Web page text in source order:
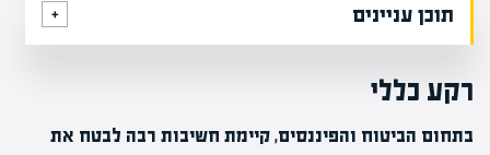
תוכן עניינים
רקע כללי
בתחום הביטוח והפיננסים, קיימת חשיבות רבה לבטח את